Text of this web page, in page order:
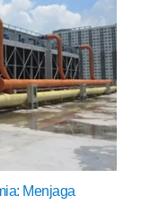
Menjaga